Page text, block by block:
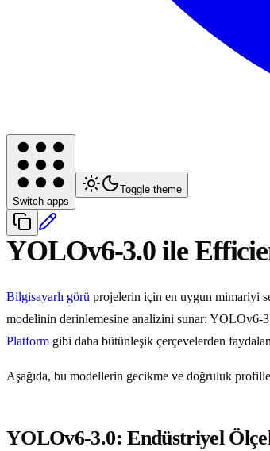
Switch apps
Toggle theme
YOLOv6-3.0 ile
Bilgisayarlı görü projelerin için en uygun mimariyi
modelinin derinlemesine analizini sunar: YOLOv6-
Platform gibi daha bütünleşik çerçevelerden
Aşağıda, bu modellerin gecikme ve doğruluk
YOLOv6-3.0: Endüstriyel